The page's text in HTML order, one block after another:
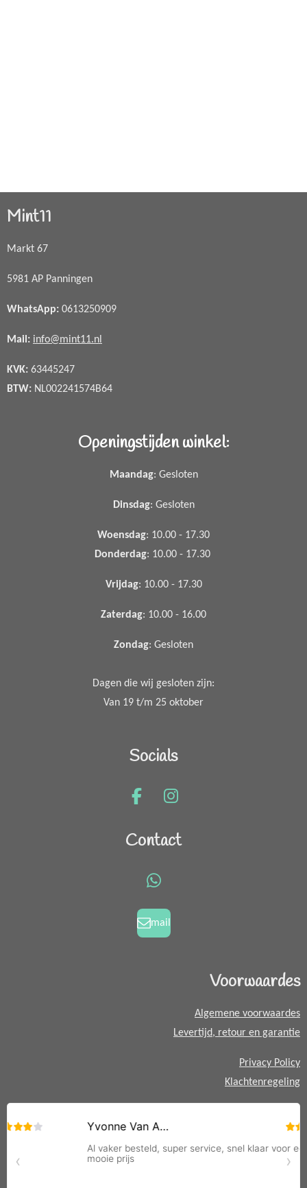
Mint11
Markt 67
5981 AP Panningen
WhatsApp: 0613250909
Mail: info@mint11.nl
KVK: 63445247
BTW: NL002241574B64
Openingstijden winkel:
Maandag: Gesloten
Dinsdag: Gesloten
Woensdag: 10.00 - 17.30
Donderdag: 10.00 - 17.30
Vrijdag: 10.00 - 17.30
Zaterdag: 10.00 - 16.00
Zondag: Gesloten
Dagen die wij gesloten zijn:
Van 19 t/m 25 oktober
Socials
F
c
k
I
s
a
m
Contact
W
a
t
mail
Voorwaardes
Algemene voorwaardes
Levertijd, retour en garantie
Privacy Policy
Klachtenregeling